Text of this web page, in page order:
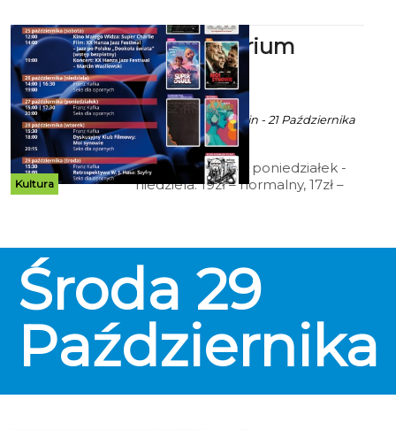
Kultura
Kino Kryterium
zaprasza
ekoszalin POLECA
Ala za CK 105 Koszalin - 21 Października
2025 godz. 9:52
Cennik: Bilety 2D poniedziałek -
niedziela: 19zł – normalny, 17zł –
niedziele), Dyskusyjny Klub
Filmowy, Kino Przyjazne
Sensorycznie, Kino dla Seniora; 12
zł – Kino Małego Widza,
Retrospektywa Wojciecha
Jerzego Hasa.
Środa 29
Października